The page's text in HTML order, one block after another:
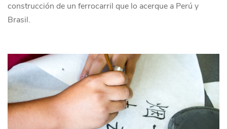
construcción de un ferrocarril que lo acerque a Perú y
Brasil.